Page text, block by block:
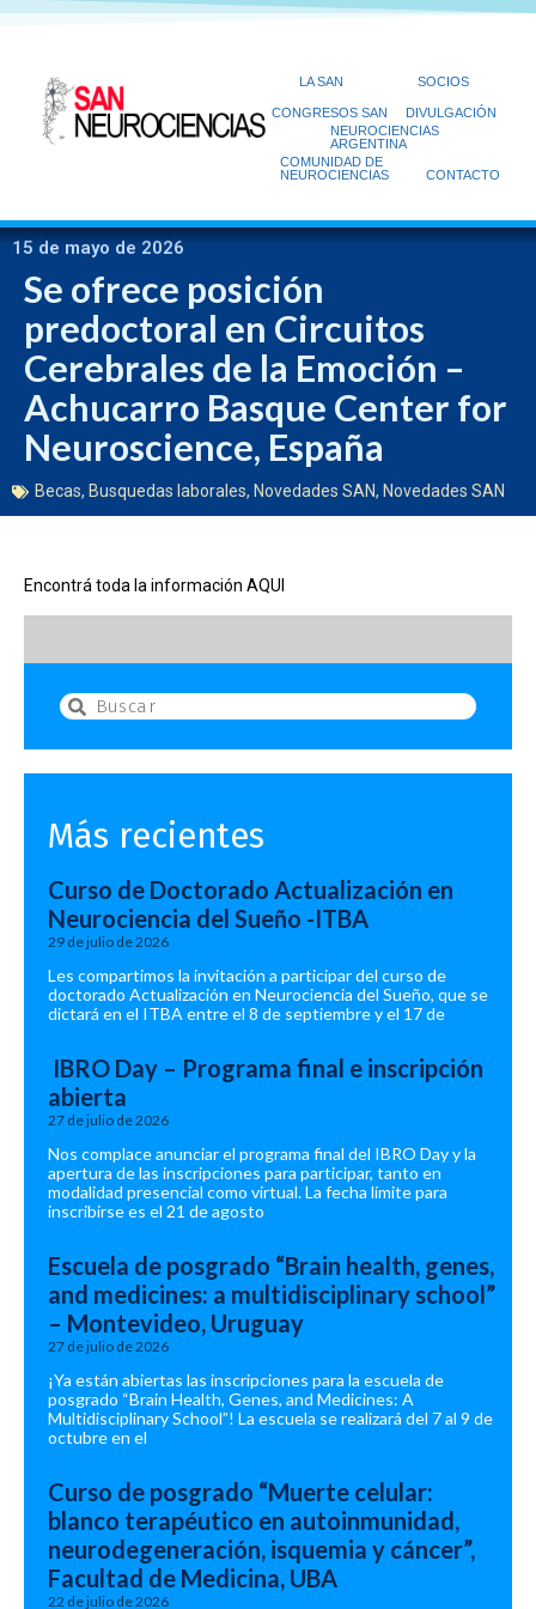
LA SAN SOCIOS
CONGRESOS SAN
DIVULGACIÓN
NEUROCIENCIAS
ARGENTINA
COMUNIDAD DE
NEUROCIENCIAS
CONTACTO
15 de mayo de 2026
Se ofrece posición
predoctoral en Circuitos
Cerebrales de la Emoción –
Achucarro Basque Center for
Neuroscience, España
Becas, Busquedas laborales, Novedades SAN, Novedades SAN
Encontrá toda la información AQUI
Más recientes
Curso de Doctorado Actualización en
Neurociencia del Sueño -ITBA
29 de julio de 2026
Les compartimos la invitación a participar del curso de
doctorado Actualización en Neurociencia del Sueño, que se
dictará en el ITBA entre el 8 de septiembre y el 17 de
IBRO Day – Programa final e inscripción
abierta
27 de julio de 2026
Nos complace anunciar el programa final del IBRO Day y la
apertura de las inscripciones para participar, tanto en
modalidad presencial como virtual. La fecha límite para
inscribirse es el 21 de agosto
Escuela de posgrado “Brain health, genes,
and medicines: a multidisciplinary school”
– Montevideo, Uruguay
27 de julio de 2026
¡Ya están abiertas las inscripciones para la escuela de
posgrado “Brain Health, Genes, and Medicines: A
Multidisciplinary School”! La escuela se realizará del 7 al 9 de
octubre en el
Curso de posgrado “Muerte celular:
blanco terapéutico en autoinmunidad,
neurodegeneración, isquemia y cáncer”,
Facultad de Medicina, UBA
22 de julio de 2026